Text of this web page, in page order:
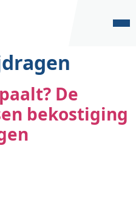
De
bekostiging